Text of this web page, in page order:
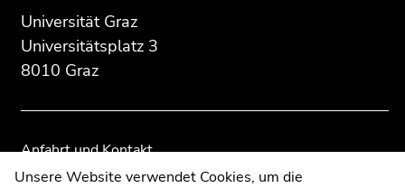
Seitenbereichs:
Zusatzinformationen:
Universität Graz
Universitätsplatz 3
8010 Graz
Anfahrt und Kontakt
Kommunikation und Öffentlichkeitsarbeit
Seitenbereichs.
Übersicht
Seitenbereichs.
Übersicht
Unsere Website verwendet Cookies, um die